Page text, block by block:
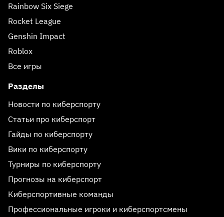
Rainbow Six Siege
Rocket League
Genshin Impact
Roblox
Все игры
Разделы
Новости по киберспорту
Статьи про киберспорт
Гайды по киберспорту
Вики по киберспорту
Турниры по киберспорту
Прогнозы на киберспорт
Киберспортивные команды
Профессиональные игроки и киберспортсмены